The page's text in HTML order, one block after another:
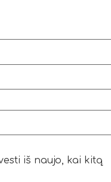
iš naujo, kai kitą